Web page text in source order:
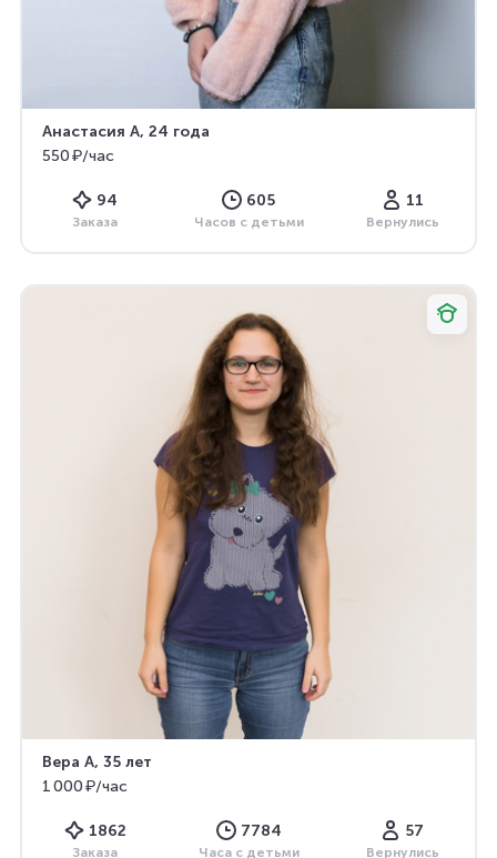
Анастасия А, 24 года
550 ₽/час
94
Заказа
605
Часов с детьми
11
Вернулись
Вера А, 35 лет
1 000 ₽/час
1862
Заказа
7784
Часа с детьми
57
Вернулись